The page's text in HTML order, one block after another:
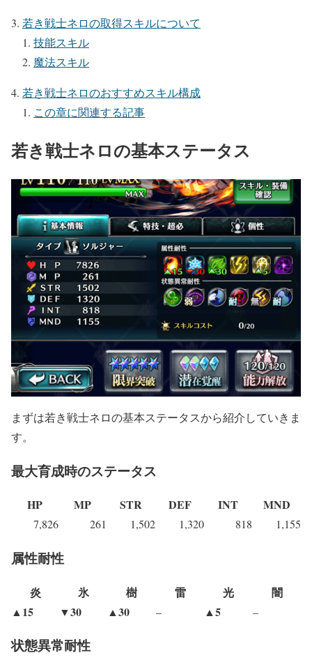
若き戦士ネロの取得スキルについて
技能スキル
魔法スキル
若き戦士ネロのおすすめスキル構成
この章に関連する記事
若き戦士ネロの基本ステータス
まずは若き戦士ネロの基本ステータスから紹介していきま
す。
最大育成時のステータス
HP MP STR DEF INT MND
7,826 261 1,502 1,320 818 1,155
属性耐性
炎 氷 樹 雷 光
闇
▲15
▼30 ▲30 – ▲5 –
状態異常耐性